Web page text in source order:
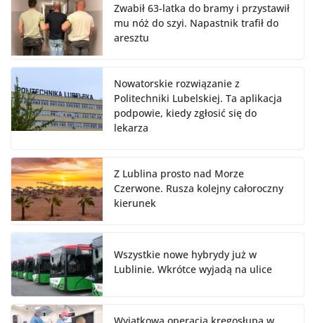
Zwabił 63-latka do bramy i przystawił
mu nóż do szyi. Napastnik trafił do
aresztu
Nowatorskie rozwiązanie z
Politechniki Lubelskiej. Ta aplikacja
podpowie, kiedy zgłosić się do
lekarza
Z Lublina prosto nad Morze
Czerwone. Rusza kolejny całoroczny
kierunek
Wszystkie nowe hybrydy już w
Lublinie. Wkrótce wyjadą na ulice